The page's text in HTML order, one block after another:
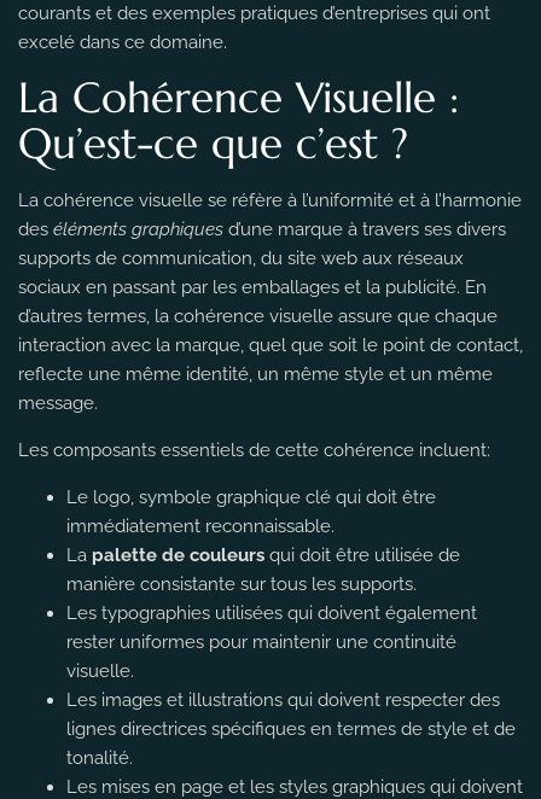
courants et des exemples pratiques d’entreprises qui ont
excelé dans ce domaine.
La Cohérence Visuelle :
Qu’est-ce que c’est ?
La cohérence visuelle se réfère à l’uniformité et à l’harmonie
des éléments graphiques d’une marque à travers ses divers
supports de communication, du site web aux réseaux
sociaux en passant par les emballages et la publicité. En
d’autres termes, la cohérence visuelle assure que chaque
interaction avec la marque, quel que soit le point de contact,
reflecte une même identité, un même style et un même
message.
Les composants essentiels de cette cohérence incluent:
Le logo, symbole graphique clé qui doit être
immédiatement reconnaissable.
La palette de couleurs qui doit être utilisée de
manière consistante sur tous les supports.
Les typographies utilisées qui doivent également
rester uniformes pour maintenir une continuité
visuelle.
Les images et illustrations qui doivent respecter des
lignes directrices spécifiques en termes de style et de
tonalité.
Les mises en page et les styles graphiques qui doivent